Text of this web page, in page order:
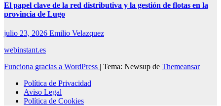
El papel clave de la red distributiva y la gestión de flotas en la
provincia de Lugo
julio 23, 2026 Emilio Velazquez
webinstant.es
Funciona gracias a WordPress | Tema: Newsup de Themeansar
Política de Privacidad
Aviso Legal
Política de Cookies